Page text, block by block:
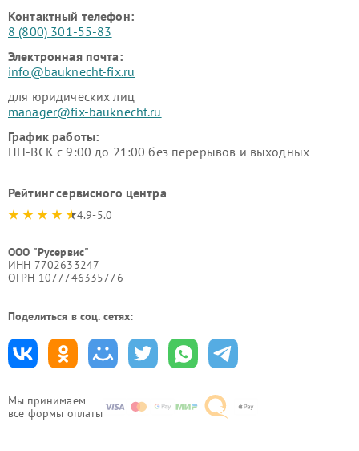
Мы принимаем
все формы оплаты
Контактный телефон:
8 (800) 301-55-83
Электронная почта:
info@bauknecht-fix.ru
для юридических лиц
manager@fix-bauknecht.ru
График работы:
ПН-ВСК с 9:00 до 21:00 без перерывов и выходных
Рейтинг сервисного центра
4.9-5.0
ООО "Русервис"
ИНН 7702633247
ОГРН 1077746335776
Поделиться в соц. сетях: